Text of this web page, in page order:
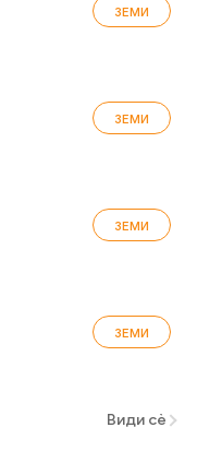
ЗЕМИ
ЗЕМИ
ЗЕМИ
ЗЕМИ
Види сè